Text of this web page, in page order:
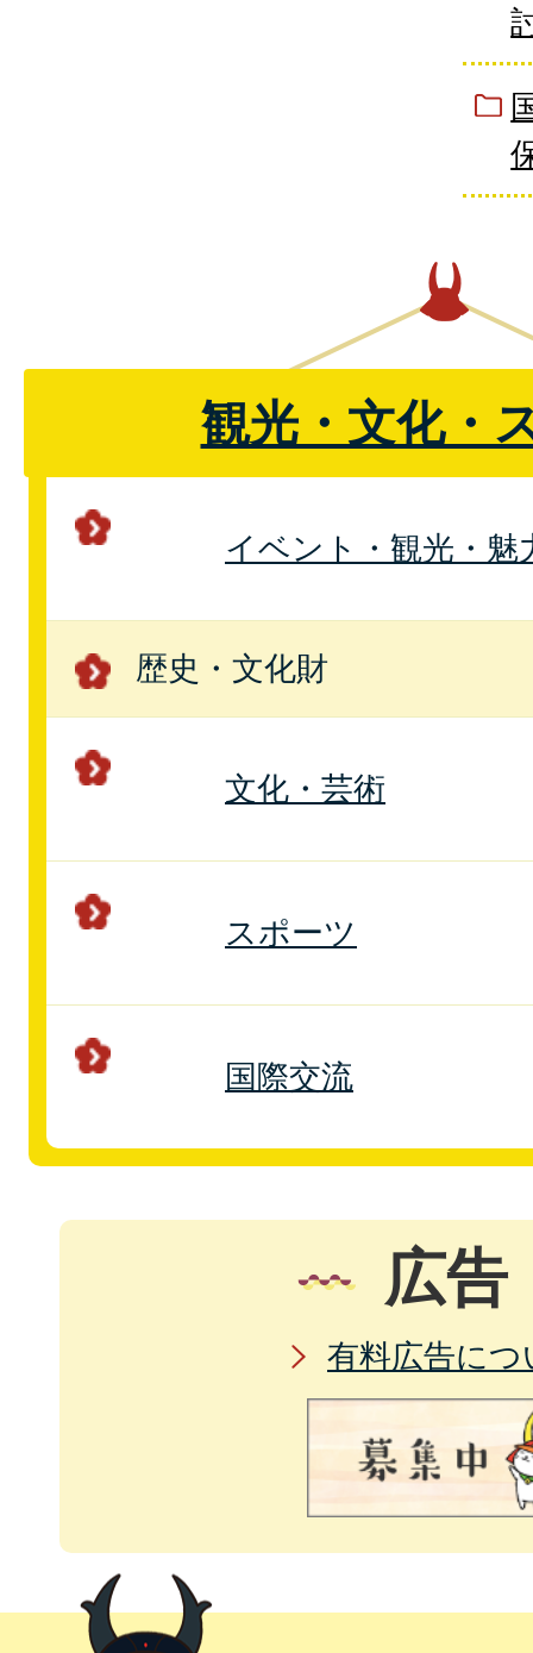
観光・文化・
イベント・観光・魅
歴史・文化財
文化・芸術
スポーツ
国際交流
広告
有料広告につ